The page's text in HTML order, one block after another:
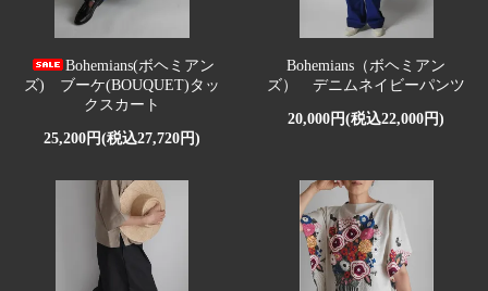
Bohemians(ボヘミアン
ズ) ブーケ(BOUQUET)タッ
クスカート
25,200円(税込27,720円)
Bohemians（ボヘミアン
ズ） デニムネイビーパンツ
20,000円(税込22,000円)